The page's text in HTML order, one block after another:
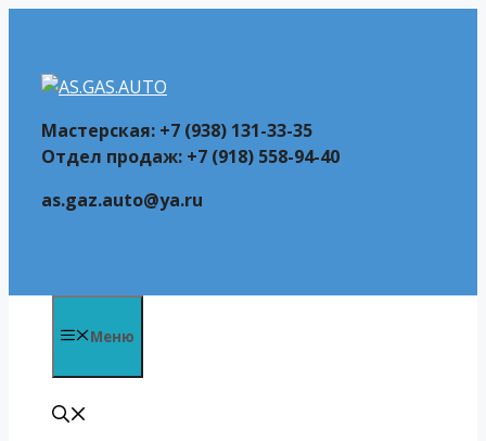
содержимому
Мастерская: +7 (938) 131-33-35
Отдел продаж: +7 (918) 558-94-40
as.gaz.auto@ya.ru
Меню